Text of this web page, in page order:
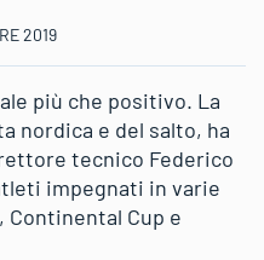
2019
più che positivo. La
nordica e del salto, ha
tecnico Federico
impegnati in varie
Continental Cup e